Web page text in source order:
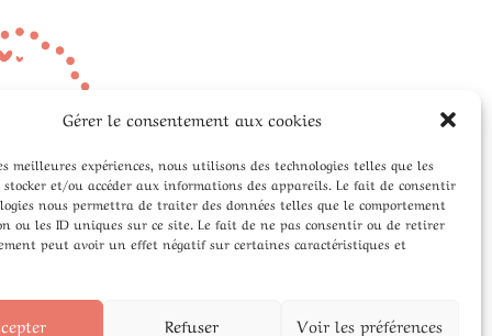
Gérer le consentement aux cookies
meilleures expériences, nous utilisons des technologies telles que les
stocker et/ou accéder aux informations des appareils. Le fait de consentir
nous permettra de traiter des données telles que le comportement
ou les ID uniques sur ce site. Le fait de ne pas consentir ou de retirer
peut avoir un effet négatif sur certaines caractéristiques et
Refuser Voir les préférences